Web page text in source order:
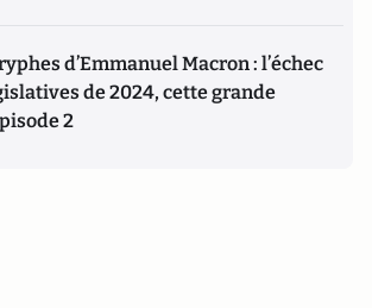
d’Emmanuel Macron : l’échec
de 2024, cette grande
2